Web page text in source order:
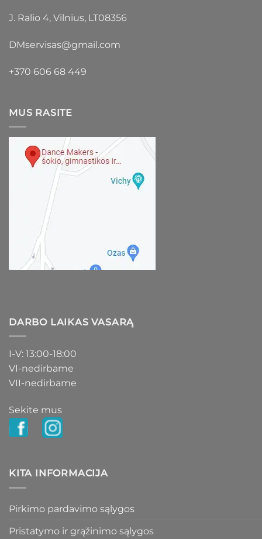
J. Ralio 4, Vilnius, LT08356
DMservisas@gmail.com
+370 606 68 449
MUS RASITE
DARBO LAIKAS VASARĄ
I-V: 13:00-18:00
VI-nedirbame
VII-nedirbame
Sekite mus
KITA INFORMACIJA
Pirkimo pardavimo sąlygos
Pristatymo ir grąžinimo sąlygos